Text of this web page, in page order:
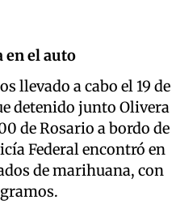
en el auto
llevado a cabo el 19 de
detenido junto Olivera
de Rosario a bordo de
Federal encontró en
de marihuana, con